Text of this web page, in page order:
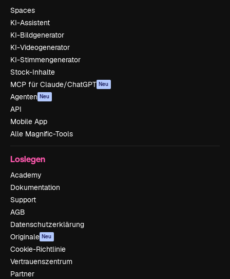
Spaces
KI-Assistent
KI-Bildgenerator
KI-Videogenerator
KI-Stimmengenerator
Stock-Inhalte
MCP für Claude/ChatGPT Neu
Agenten Neu
API
Mobile App
Alle Magnific-Tools
Loslegen
Academy
Dokumentation
Support
AGB
Datenschutzerklärung
Originale Neu
Cookie-Richtlinie
Vertrauenszentrum
Partner